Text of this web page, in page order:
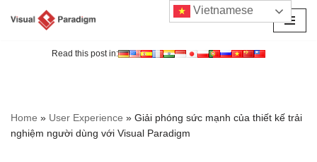
Read this post in:
Home » User Experience » Giải phóng sức mạnh của thiết kế trải
nghiệm người dùng với Visual Paradigm
Vietnamese